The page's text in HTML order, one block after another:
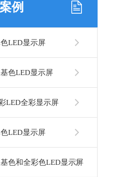
例
LED显示屏
色LED显示屏
LED全彩显示屏
LED显示屏
色和全彩色LED显示屏